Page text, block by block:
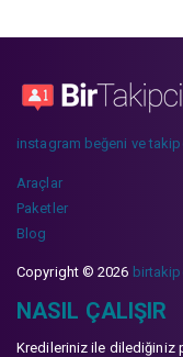
instagram beğeni ve
Araçlar
Paketler
Blog
Copyright © 2026
NASIL ÇALIŞIR
Kredileriniz ile dilediğiniz